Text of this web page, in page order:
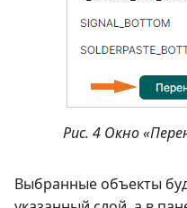
Рис. 4 Окно
Выбранные объекты